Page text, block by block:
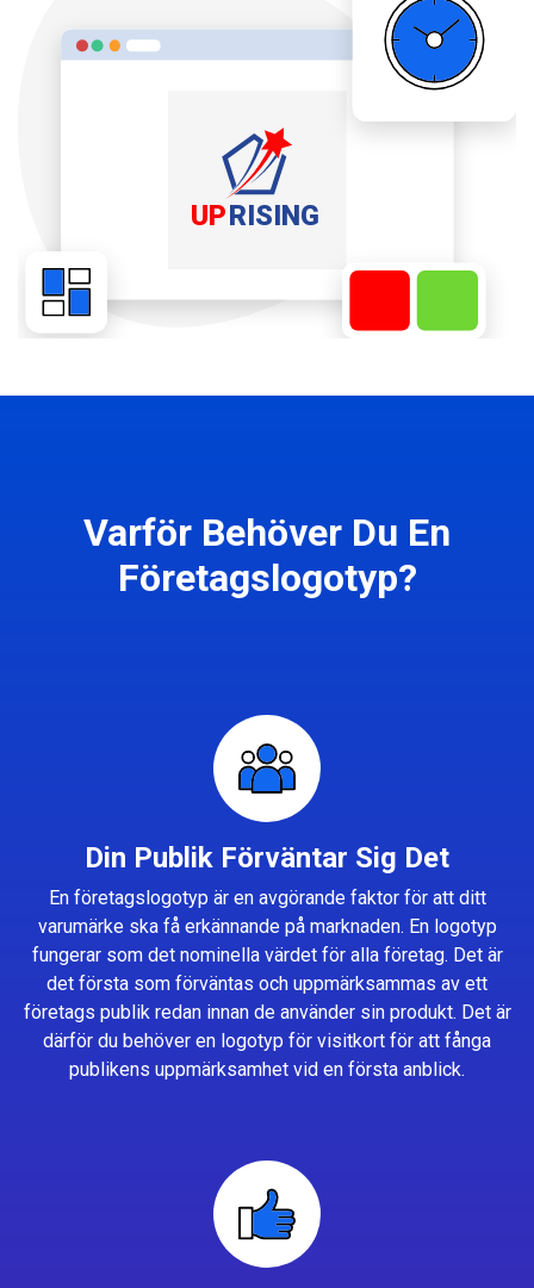
Varför Behöver Du En
Företagslogotyp?
Din Publik Förväntar Sig Det
En företagslogotyp är en avgörande faktor för att ditt
varumärke ska få erkännande på marknaden. En logotyp
fungerar som det nominella värdet för alla företag. Det är
det första som förväntas och uppmärksammas av ett
företags publik redan innan de använder sin produkt. Det är
därför du behöver en logotyp för visitkort för att fånga
publikens uppmärksamhet vid en första anblick.